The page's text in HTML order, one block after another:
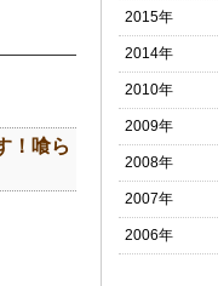
！喰ら
2015年
2014年
2010年
2009年
2008年
2007年
2006年